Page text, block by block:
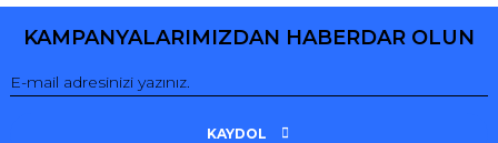
KAMPANYALARIMIZDAN HABERDAR OLUN
KAYDOL